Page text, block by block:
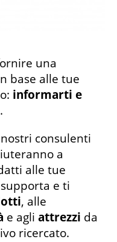
una
base alle tue
informarti e
.
consulenti
a
alle tue
e ti
, alle
e agli attrezzi da
ricercato.